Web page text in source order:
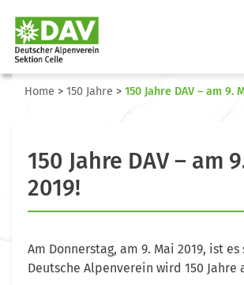
Home > 150 Jahre > 150 Jahre DAV – am 9.
150 Jahre DAV – am
2019!
Am Donnerstag, am 9. Mai 2019, ist
Deutsche Alpenverein wird 150 Jahre